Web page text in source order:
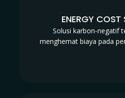
ENERGY COST
Solusi karbon-negatif
menghemat biaya pada